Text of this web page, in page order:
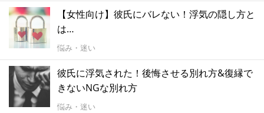
【女性向け】彼氏にバレない！浮気の隠し方と
は…
悩み・迷い
彼氏に浮気された！後悔させる別れ方&復縁で
きないNGな別れ方
悩み・迷い